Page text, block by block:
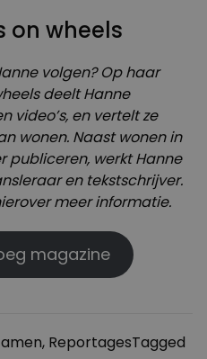
on wheels
volgen? Op haar
deelt Hanne
video’s, en vertelt ze
wonen. Naast wonen in
publiceren, werkt Hanne
en tekstschrijver.
meer informatie.
magazine
, ReportagesTagged